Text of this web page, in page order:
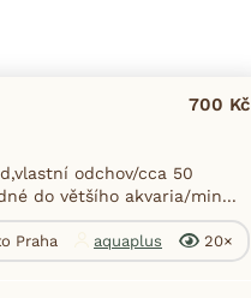
700 Kč
odchov/cca 50
do většího akvaria/min...
Praha aquaplus 20×